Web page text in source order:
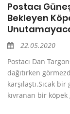
Postacı
Bekleyen
22.05.2020
Postacı Dan
dağıtırken
karşılaştı.Sıcak
kıvranan bir